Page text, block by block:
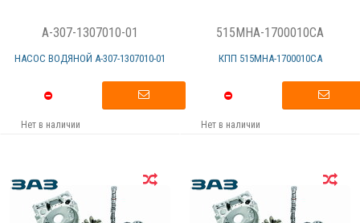
A-307-1307010-01
НАСОС ВОДЯНОЙ А-307-1307010-01
Нет в наличии
515MHA-1700010CA
КПП 515МНА-1700010СА
Нет в наличии